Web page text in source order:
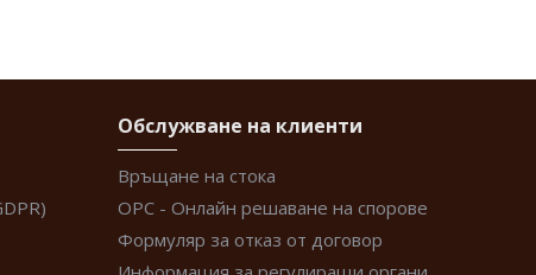
Обслужване на клиенти
Връщане на стока
ОРС - Онлайн решаване на спорове
Формуляр за отказ от договор